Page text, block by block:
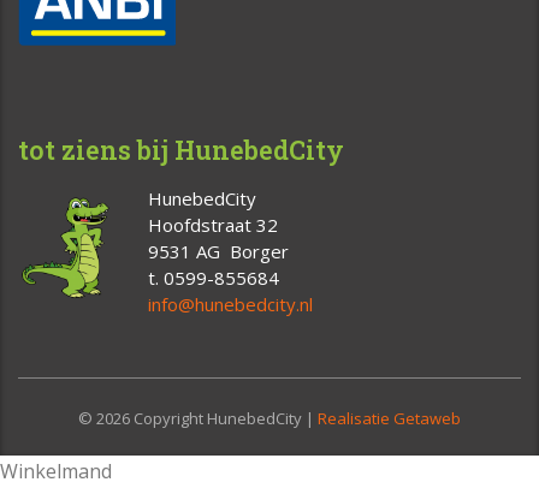
tot ziens bij HunebedCity
HunebedCity
Hoofdstraat 32
9531 AG Borger
t. 0599-855684
info@hunebedcity.nl
© 2026 Copyright HunebedCity | Realisatie Getaweb
Winkelmand